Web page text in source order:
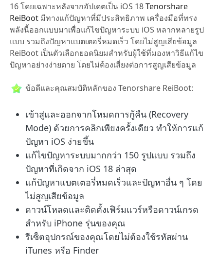
16 โดยเฉพาะหลังจากอัปเดตเป็น iOS 18Tenorshare
ReiBoot มีทางแก้ปัญหาที่มีประสิทธิภาพ เครื่องมือที่ทรง
พลังนี้ออกแบบมาเพื่อแก้ไขปัญหาระบบ iOS หลากหลายรูป
แบบ รวมถึงปัญหาแบตเตอรี่หมดเร็ว โดยไม่สูญเสียข้อมูล
ReiBoot เป็นตัวเลือกยอดนิยมสำหรับผู้ใช้ที่มองหาวิธีแก้ไข
ปัญหาอย่างง่ายดาย โดยไม่ต้องเสี่ยงต่อการสูญเสียข้อมูล
ข้อดีและคุณสมบัติหลักของ Tenorshare ReiBoot:
เข้าสู่และออกจากโหมดการกู้คืน (Recovery
Mode) ด้วยการคลิกเพียงครั้งเดียว ทำให้การแก้
ปัญหา iOS ง่ายขึ้น
แก้ไขปัญหาระบบมากกว่า 150 รูปแบบ รวมถึง
ปัญหาที่เกิดจาก iOS 18 ล่าสุด
แก้ปัญหาแบตเตอรี่หมดเร็วและปัญหาอื่น ๆ โดย
ไม่สูญเสียข้อมูล
ดาวน์โหลดและติดตั้งเฟิร์มแวร์หรือดาวน์เกรด
สำหรับ iPhone รุ่นของคุณ
รีเซ็ตอุปกรณ์ของคุณโดยไม่ต้องใช้รหัสผ่าน
iTunes หรือ Finder